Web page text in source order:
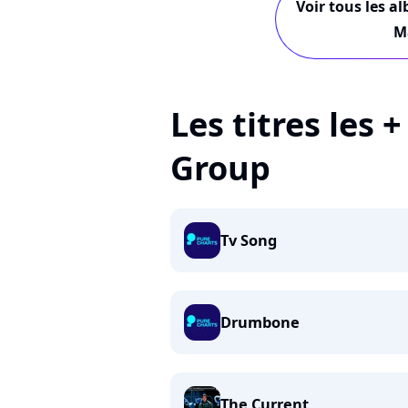
Voir tous les
Les titres les
Group
Tv Song
Drumbone